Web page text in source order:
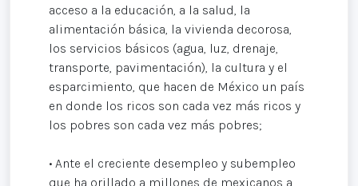
acceso a la educación, a la salud, la
alimentación básica, la vivienda decorosa,
los servicios básicos (agua, luz, drenaje,
transporte, pavimentación), la cultura y el
esparcimiento, que hacen de México un país
en donde los ricos son cada vez más ricos y
los pobres son cada vez más pobres;
• Ante el creciente desempleo y subempleo
que ha orillado a millones de mexicanos a